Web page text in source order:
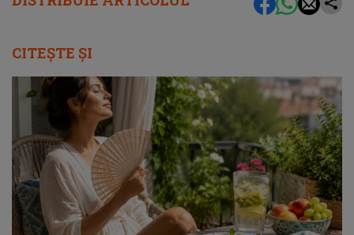
CITEȘTE ȘI